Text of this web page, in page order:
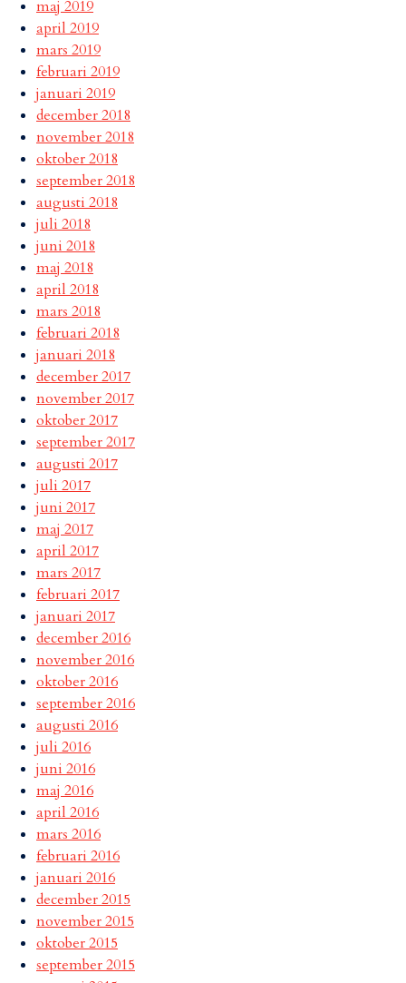
maj 2019
april 2019
mars 2019
februari 2019
januari 2019
december 2018
november 2018
oktober 2018
september 2018
augusti 2018
juli 2018
juni 2018
maj 2018
april 2018
mars 2018
februari 2018
januari 2018
december 2017
november 2017
oktober 2017
september 2017
augusti 2017
juli 2017
juni 2017
maj 2017
april 2017
mars 2017
februari 2017
januari 2017
december 2016
november 2016
oktober 2016
september 2016
augusti 2016
juli 2016
juni 2016
maj 2016
april 2016
mars 2016
februari 2016
januari 2016
december 2015
november 2015
oktober 2015
september 2015